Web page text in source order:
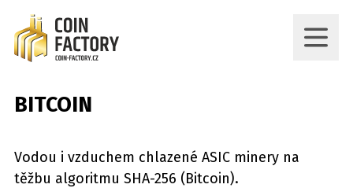
BITCOIN
Vodou i vzduchem chlazené ASIC minery na
těžbu algoritmu SHA-256 (Bitcoin).